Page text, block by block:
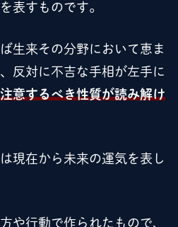
表すものです。
生来その分野において恵ま
反対に不吉な手相が左手に
意するべき性質が読み解け
現在から未来の運気を表し
や行動で作られたもので、